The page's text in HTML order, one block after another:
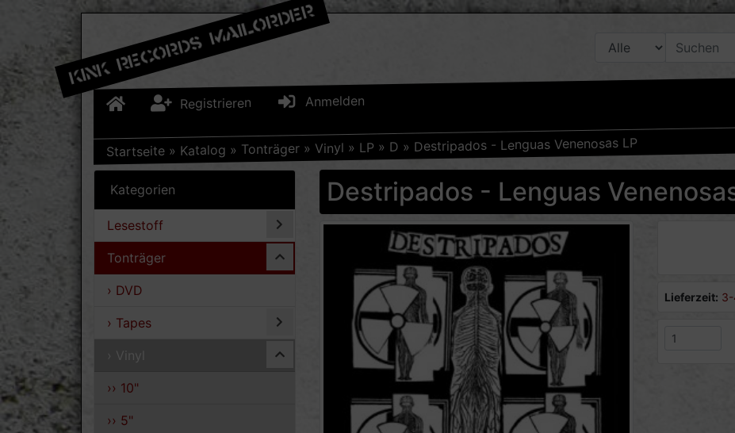
Registrieren Anmelden
Startseite » Katalog » Tonträger » Vinyl » LP » D » Destripados - Lenguas Venenosas LP
Kategorien
Lesestoff
Tonträger
› DVD
› Tapes
› Vinyl
›› 10"
›› 5"
Destripados - Lenguas
Lieferzeit: